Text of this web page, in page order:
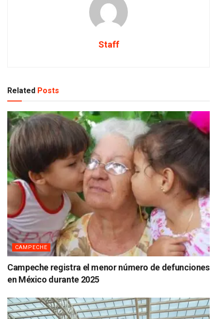
Staff
Related Posts
CAMPECHE
Campeche registra el menor número de defunciones
en México durante 2025